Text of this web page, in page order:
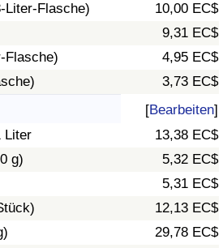
Liter-Flasche)
10,00 EC$
9,31 EC$
Flasche)
4,95 EC$
3,73 EC$
[Bearbeiten]
Liter
13,38 EC$
g)
5,32 EC$
5,31 EC$
12,13 EC$
29,78 EC$
Land
Index (aktuell)
Index
Index nach Land